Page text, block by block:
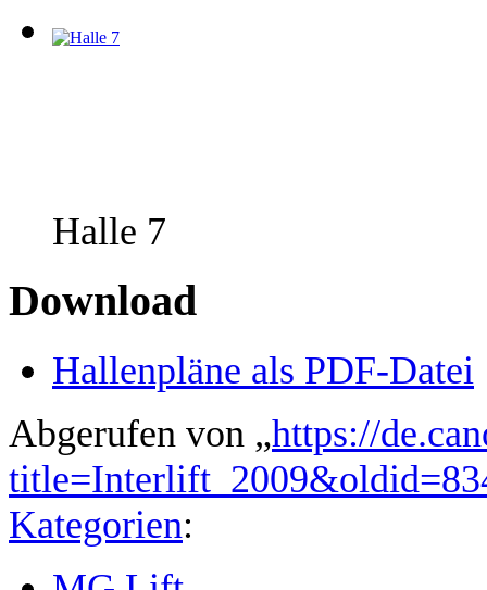
Halle 7
Download
Hallenpläne als PDF-Datei
Abgerufen von „https://
Kategorien: